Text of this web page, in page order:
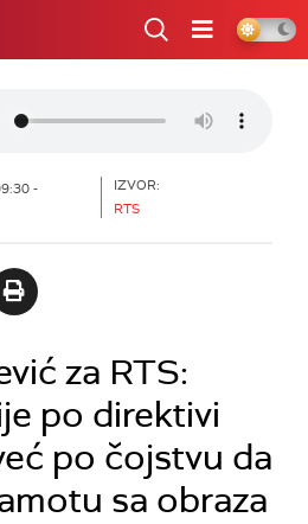
-
IZVOR:
RTS
za RTS:
po direktivi
po čojstvu da
sa obraza